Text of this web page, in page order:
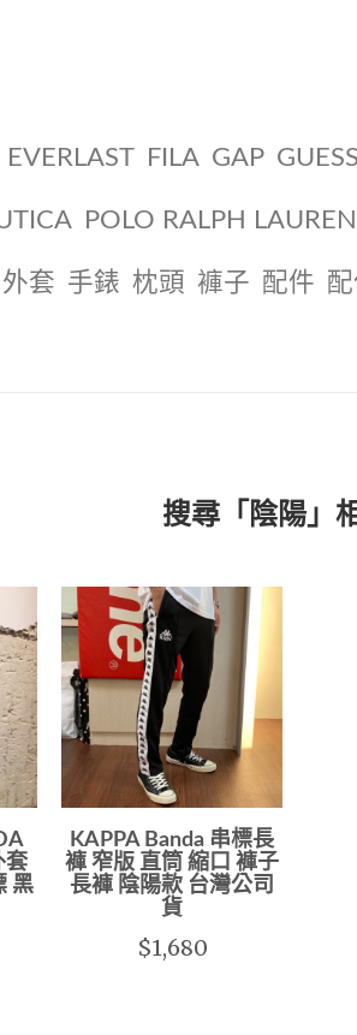
EVERLAST FILA GAP GUESS
POLO RALPH LAUREN
外套 手錶 枕頭 褲子 配件
搜尋「陰陽」
套
黑
KAPPA Banda 串標長
褲 窄版 直筒 縮口 褲子
長褲 陰陽款 台灣公司
貨
$1,680